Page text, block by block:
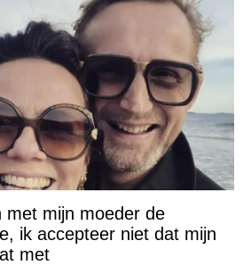
met mijn moeder de
ik accepteer niet dat mijn
met